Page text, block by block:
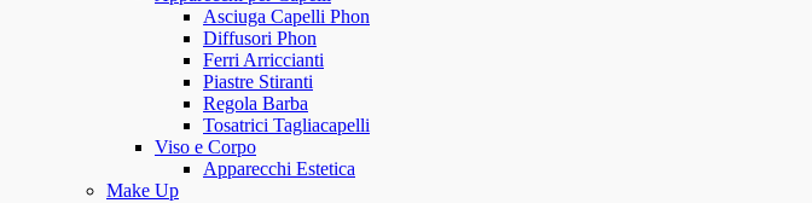
Asciuga Capelli Phon
Diffusori Phon
Ferri Arriccianti
Piastre Stiranti
Regola Barba
Tosatrici Tagliacapelli
Viso e Corpo
Apparecchi Estetica
Make Up